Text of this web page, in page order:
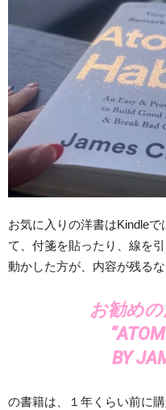
お気に入りの洋書はKindle
て、付箋を貼ったり、線を
動かした方が、内容が残るな
お勧め
BY
の書籍は、１年くらい前に